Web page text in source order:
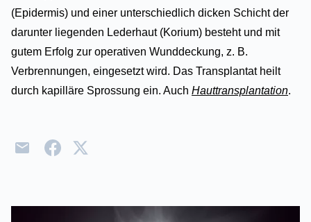
(Epidermis) und einer unterschiedlich dicken Schicht der
darunter liegenden Lederhaut (Korium) besteht und mit
gutem Erfolg zur operativen Wunddeckung, z. B.
Verbrennungen, eingesetzt wird. Das Transplantat heilt
durch kapilläre Sprossung ein. Auch Hauttransplantation.